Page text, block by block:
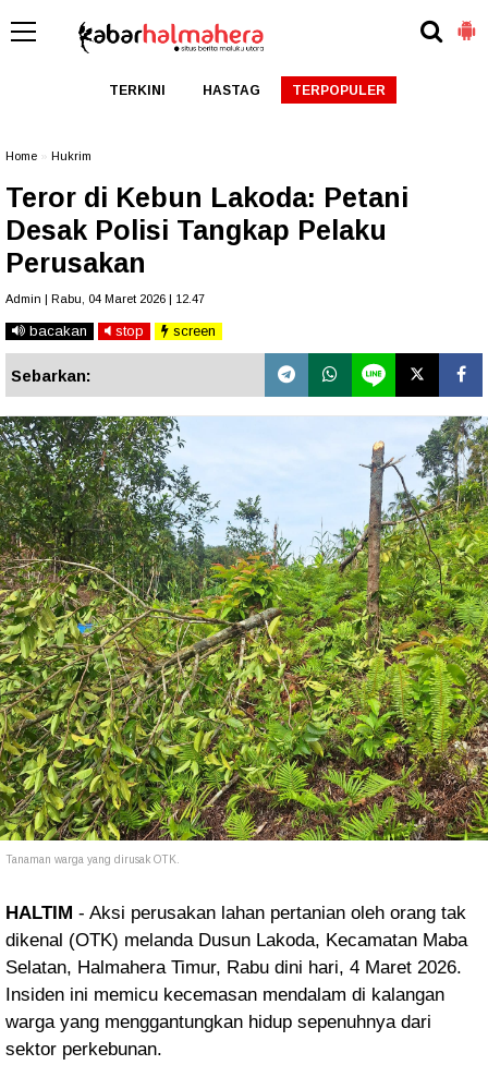
TERKINI HASTAG TERPOPULER
Home Hukrim
Teror di Kebun Lakoda: Petani
Desak Polisi Tangkap Pelaku
Perusakan
Admin | Rabu, 04 Maret 2026 | 12.47
bacakan stop screen
Sebarkan:
Tanaman warga yang dirusak OTK.
HALTIM - Aksi perusakan lahan pertanian oleh orang tak
dikenal (OTK) melanda Dusun Lakoda, Kecamatan Maba
Selatan, Halmahera Timur, Rabu dini hari, 4 Maret 2026.
Insiden ini memicu kecemasan mendalam di kalangan
warga yang menggantungkan hidup sepenuhnya dari
sektor perkebunan.